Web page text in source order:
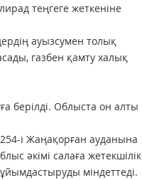
теңгеге жеткеніне
ауызсумен толық
газбен қамту халық
берілді. Облыста он алты
і Жаңақорған ауданына
әкімі салаға жетекшілік
міндеттеді.